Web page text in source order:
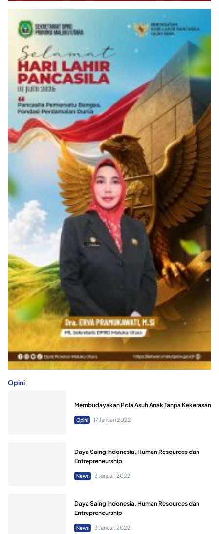
Opini
Membudayakan Pola Asuh Anak Tanpa Kekerasan
Opini 17 Januari 2022
Daya Saing Indonesia, Human Resources dan
Entrepreneurship
News 3 Januari 2022
Daya Saing Indonesia, Human Resources dan
Entrepreneurship
News 3 Januari 2022